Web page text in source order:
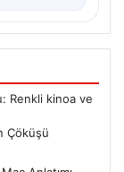
Renkli kinoa ve
Çöküşü